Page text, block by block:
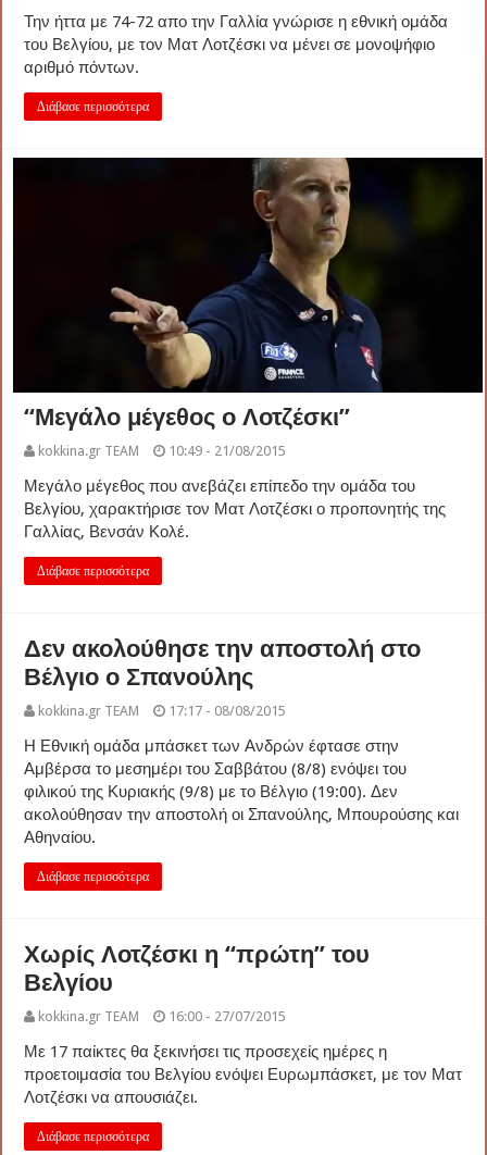
Την ήττα με 74-72 απο την Γαλλία γνώρισε η εθνική ομάδα
του Βελγίου, με τον Ματ Λοτζέσκι να μένει σε μονοψήφιο
αριθμό πόντων.
Διάβασε περισσότερα
“Μεγάλο μέγεθος ο Λοτζέσκι”
kokkina.gr TEAM 10:49 - 21/08/2015
Μεγάλο μέγεθος που ανεβάζει επίπεδο την ομάδα του
Βελγίου, χαρακτήρισε τον Ματ Λοτζέσκι ο προπονητής της
Γαλλίας, Βενσάν Κολέ.
Διάβασε περισσότερα
Δεν ακολούθησε την αποστολή στο
Βέλγιο ο Σπανούλης
kokkina.gr TEAM 17:17 - 08/08/2015
Η Εθνική ομάδα μπάσκετ των Ανδρών έφτασε στην
Αμβέρσα το μεσημέρι του Σαββάτου (8/8) ενόψει του
φιλικού της Κυριακής (9/8) με το Βέλγιο (19:00). Δεν
ακολούθησαν την αποστολή οι Σπανούλης, Μπουρούσης και
Αθηναίου.
Διάβασε περισσότερα
Χωρίς Λοτζέσκι η “πρώτη” του
Βελγίου
kokkina.gr TEAM 16:00 - 27/07/2015
Με 17 παίκτες θα ξεκινήσει τις προσεχείς ημέρες η
προετοιμασία του Βελγίου ενόψει Ευρωμπάσκετ, με τον Ματ
Λοτζέσκι να απουσιάζει.
Διάβασε περισσότερα